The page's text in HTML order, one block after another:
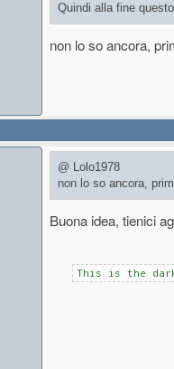
Quindi alla fine
non lo so ancora,
@ Lolo1978
non lo so ancora,
Buona idea, tienici
This is the